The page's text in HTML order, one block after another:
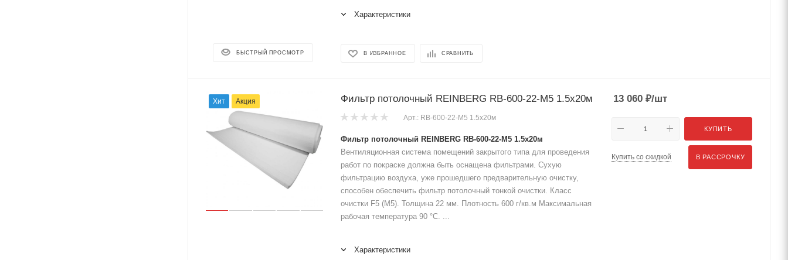
БЫСТРЫЙ ПРОСМОТР
Характеристики
В ИЗБРАННОЕ СРАВНИТЬ
Хит Акция Фильтр потолочный REINBERG RB-600-22-М5 1.5x20м
Арт.: RB-600-22-М5 1.5x20м
Фильтр потолочный REINBERG RB-600-22-М5 1.5x20м
Вентиляционная система помещений закрытого типа для проведения
работ по покраске должна быть оснащена фильтрами. Сухую
фильтрацию воздуха, уже прошедшего предварительную очистку,
способен обеспечить фильтр потолочный тонкой очистки. Класс
очистки F5 (M5). Толщина 22 мм. Плотность 600 г/кв.м Максимальная
рабочая температура 90 °C. ...
Характеристики
13 060 ₽/шт
КУПИТЬ
Купить со скидкой В РАССРОЧКУ